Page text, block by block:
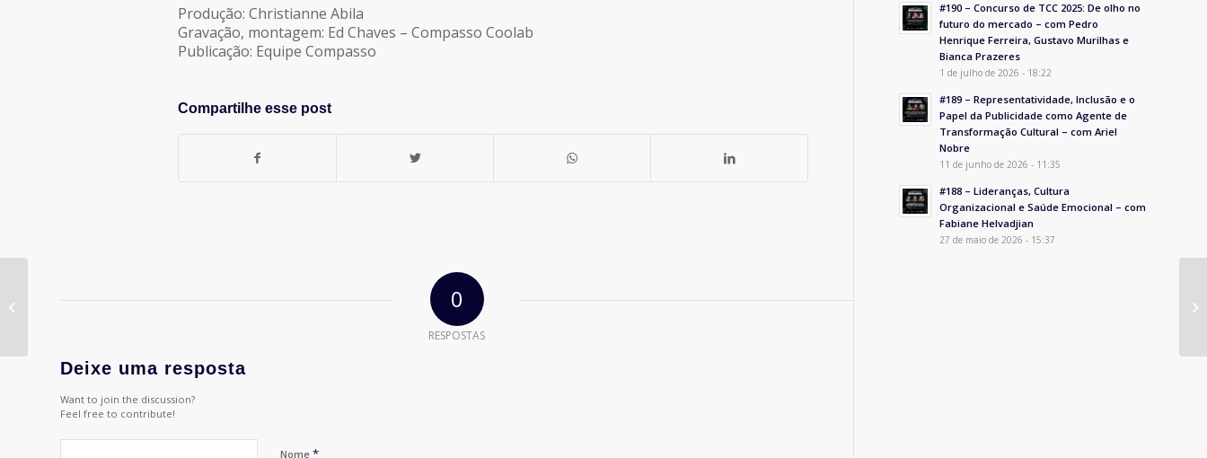
Produção: Christianne Abila
Gravação, montagem: Ed Chaves – Compasso Coolab
Publicação: Equipe Compasso
Compartilhe esse post
0
RESPOSTAS
Deixe uma resposta
Want to join the discussion?
Feel free to contribute!
Nome *
#190 – Concurso de TCC 2025: De olho no
futuro do mercado – com Pedro
Henrique Ferreira, Gustavo Murilhas e
Bianca Prazeres
1 de julho de 2026 - 18:22
#189 – Representatividade, Inclusão e o
Papel da Publicidade como Agente de
Transformação Cultural – com Ariel
Nobre
11 de junho de 2026 - 11:35
#188 – Lideranças, Cultura
Organizacional e Saúde Emocional – com
Fabiane Helvadjian
27 de maio de 2026 - 15:37